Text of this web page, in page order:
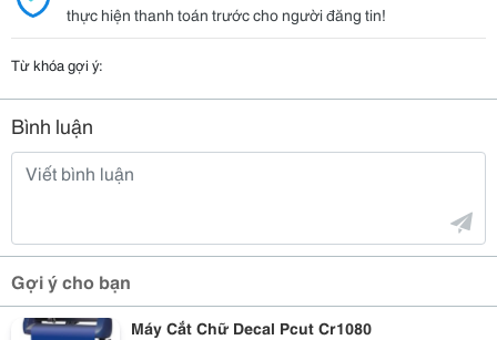
thực hiện thanh toán trước cho người đăng tin!
Từ khóa gợi ý:
Bình luận
Gợi ý cho bạn
Máy Cắt Chữ Decal Pcut Cr1080